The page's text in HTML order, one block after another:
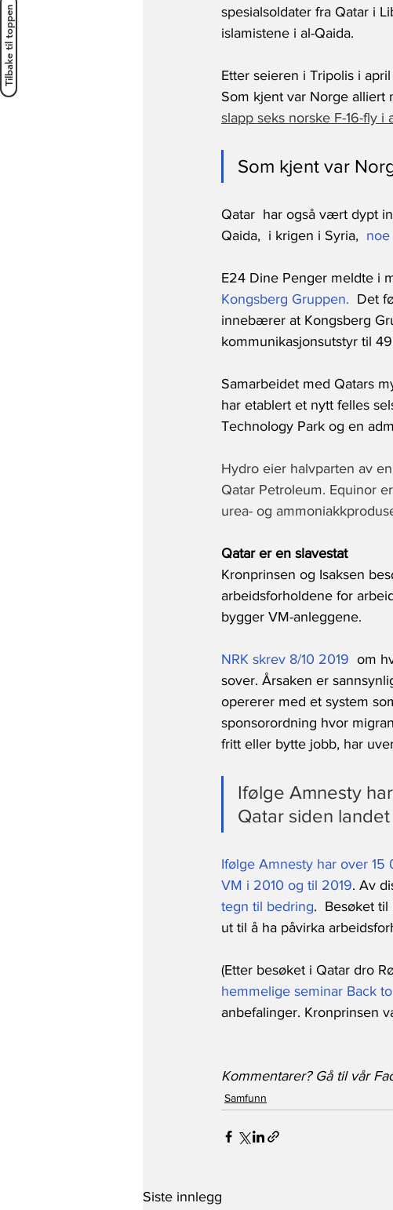
Tilbake til toppen
spesialsoldater fra Qatar i
islamistene i al-Qaida.
Etter seieren i Tripolis i
Som kjent var Norge alliert
slapp seks norske F-16-fly
Som kjent var
Qatar  har også vært dypt
Qaida,  i krigen i Syria,
E24 Dine Penger meldte i
Kongsberg Gruppen.
Det
innebærer at Kongsberg
kommunikasjonsutstyr til
Samarbeidet med Qatars
har etablert et nytt felles
Technology Park og en
Hydro eier halvparten av
Qatar Petroleum. Equinor
urea- og
Qatar er en slavestat
Kronprinsen og Isaksen
arbeidsforholdene for
bygger VM-anleggene.
NRK skrev 8/10 2019
om
sover. Årsaken er
opererer med et system
sponsorordning hvor
fritt eller bytte jobb, har
Ifølge Amnesty
Qatar siden
Ifølge Amnesty har over
VM i 2010 og til 2019. Av
tegn til bedring.  Besøket
ut til å ha påvirka
(Etter besøket i Qatar dro
hemmelige seminar Back
anbefalinger. Kronprinsen
Kommentarer? Gå til vår
Samfunn
Siste innlegg